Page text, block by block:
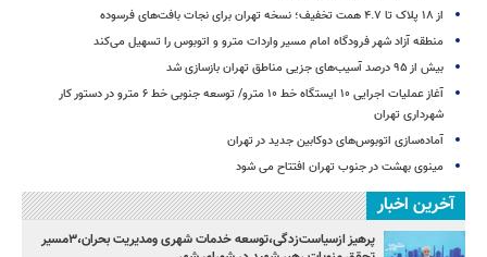
از ۱۸ پلاک تا ۴.۷ همت تخفیف؛ نسخه تهران برای نجات بافت‌های فرسوده
منطقه آزاد شهر فرودگاه امام مسیر واردات مترو و اتوبوس را تسهیل می‌کند
بیش از ۹۵ درصد آسیب‌های جزیی مناطق تهران بازسازی شد
آغاز عملیات اجرایی ۱۰ ایستگاه خط ۱۰ مترو/ توسعه جنوبی خط ۶ مترو در دستور کار
شهرداری تهران
آماده‌سازی اتوبوس‌های دوکابین جدید در تهران
مینوی بهشت در جنوب تهران افتتاح می شود
آخرین اخبار
پرهیز ازسیاست‌زدگی،توسعه خدمات شهری ومدیریت بحران،۳مسیر